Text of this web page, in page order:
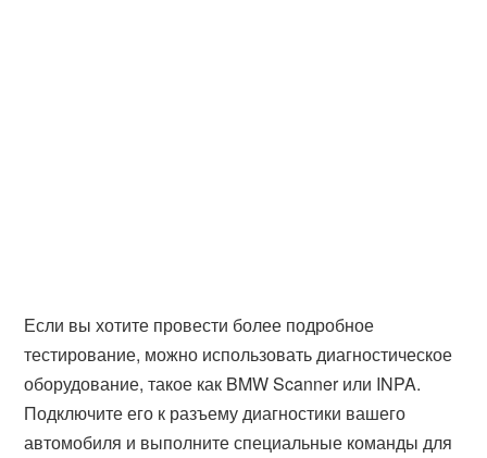
Если вы хотите провести более подробное
тестирование, можно использовать диагностическое
оборудование, такое как BMW Scanner или INPA.
Подключите его к разъему диагностики вашего
автомобиля и выполните специальные команды для